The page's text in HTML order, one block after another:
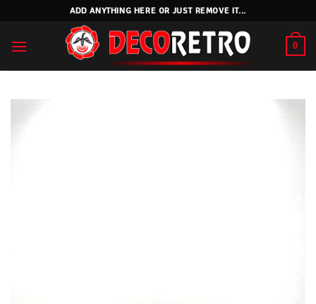
content
ADD ANYTHING HERE OR JUST REMOVE IT...
0